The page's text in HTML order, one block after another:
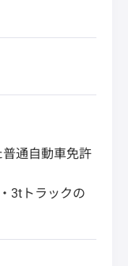
普通自動車免許
3tトラックの